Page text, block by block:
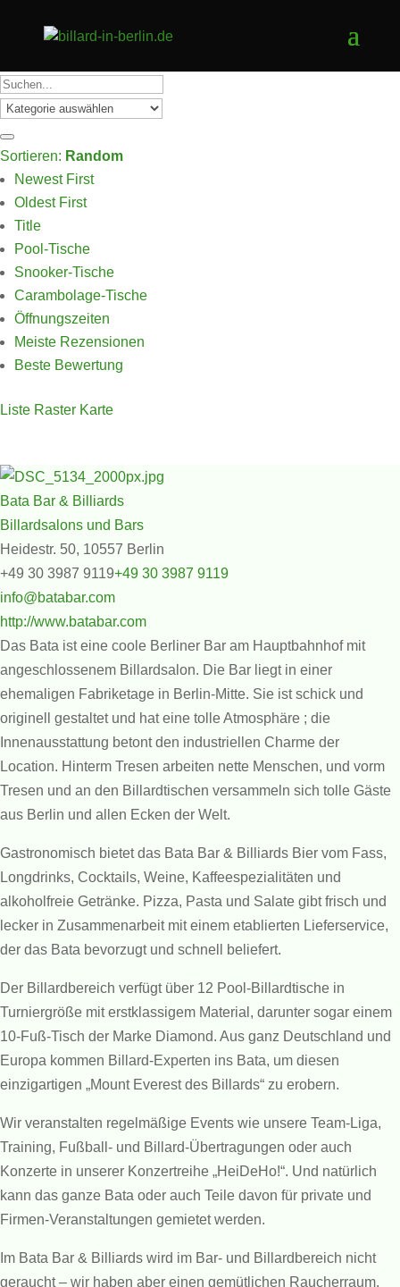
Sortieren: Random
Newest First
Oldest First
Title
Pool-Tische
Snooker-Tische
Carambolage-Tische
Öffnungszeiten
Meiste Rezensionen
Beste Bewertung
Liste Raster Karte
Bata Bar & Billiards
Billardsalons und Bars
Heidestr. 50, 10557 Berlin
+49 30 3987 9119+49 30 3987 9119
info@batabar.com
http://www.batabar.com
Das Bata ist eine coole Berliner Bar am Hauptbahnhof mit
angeschlossenem Billardsalon. Die Bar liegt in einer
ehemaligen Fabriketage in Berlin-Mitte. Sie ist schick und
originell gestaltet und hat eine tolle Atmosphäre ; die
Innenausstattung betont den industriellen Charme der
Location. Hinterm Tresen arbeiten nette Menschen, und vorm
Tresen und an den Billardtischen versammeln sich tolle Gäste
aus Berlin und allen Ecken der Welt.
Gastronomisch bietet das Bata Bar & Billiards Bier vom Fass,
Longdrinks, Cocktails, Weine, Kaffeespezialitäten und
alkoholfreie Getränke. Pizza, Pasta und Salate gibt frisch und
lecker in Zusammenarbeit mit einem etablierten Lieferservice,
der das Bata bevorzugt und schnell beliefert.
Der Billardbereich verfügt über 12 Pool-Billardtische in
Turniergröße mit erstklassigem Material, darunter sogar einem
10-Fuß-Tisch der Marke Diamond. Aus ganz Deutschland und
Europa kommen Billard-Experten ins Bata, um diesen
einzigartigen „Mount Everest des Billards“ zu erobern.
Wir veranstalten regelmäßige Events wie unsere Team-Liga,
Training, Fußball- und Billard-Übertragungen oder auch
Konzerte in unserer Konzertreihe „HeiDeHo!“. Und natürlich
kann das ganze Bata oder auch Teile davon für private und
Firmen-Veranstaltungen gemietet werden.
Im Bata Bar & Billiards wird im Bar- und Billardbereich nicht
geraucht – wir haben aber einen gemütlichen Raucherraum.